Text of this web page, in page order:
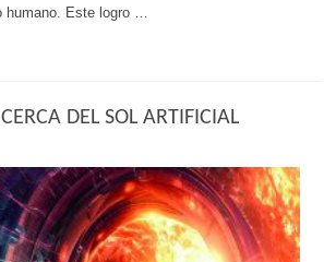
humano. Este logro …
DEL SOL ARTIFICIAL